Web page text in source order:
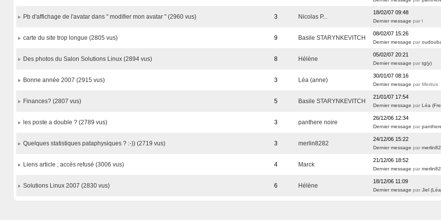
Pb d'affichage de l'avatar dans " modifier mon avatar " (2960 vus) 3 Nicolas P...
18/02/07 09:48
Dernier message par l
carte du site trop longue (2805 vus) 9 Basile STARYNKEVITCH
08/02/07 15:26
Dernier message par
Des photos du Salon Solutions Linux (2894 vus) 8 Hélène
05/02/07 20:21
Dernier message partg(y)
Bonne année 2007 (2915 vus) 3 Léa (anne)
30/01/07 08:16
Dernier message par Meritus
Finances? (2807 vus) 5 Basile STARYNKEVITCH
21/01/07 17:54
Dernier message parLéa
les poste a double ? (2789 vus) 3 panthere noire
26/12/06 12:34
Dernier message par
Quelques statistiques pataphysiques ? :-)) (2719 vus) 3 merlin8282
24/12/06 15:22
Dernier message par
Liens article ; accès refusé (3006 vus) 4 Marck
21/12/06 18:52
Dernier message par
Solutions Linux 2007 (2830 vus) 6 Hélène
18/12/06 11:09
Dernier message parJiel